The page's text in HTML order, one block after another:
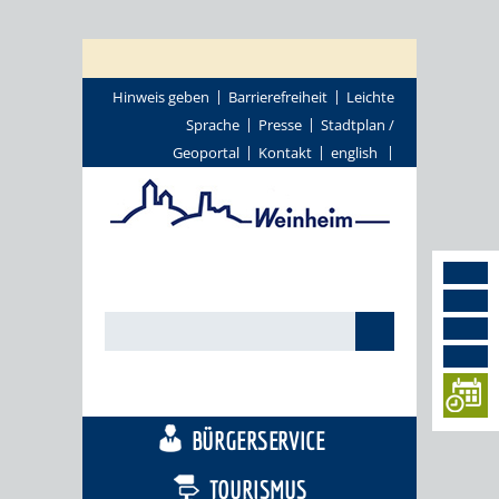
Hinweis geben Barrierefreiheit
Leichte
Sprache
Presse
Stadtplan /
Geoportal
Kontakt english
BÜRGERSERVICE
TOURISMUS